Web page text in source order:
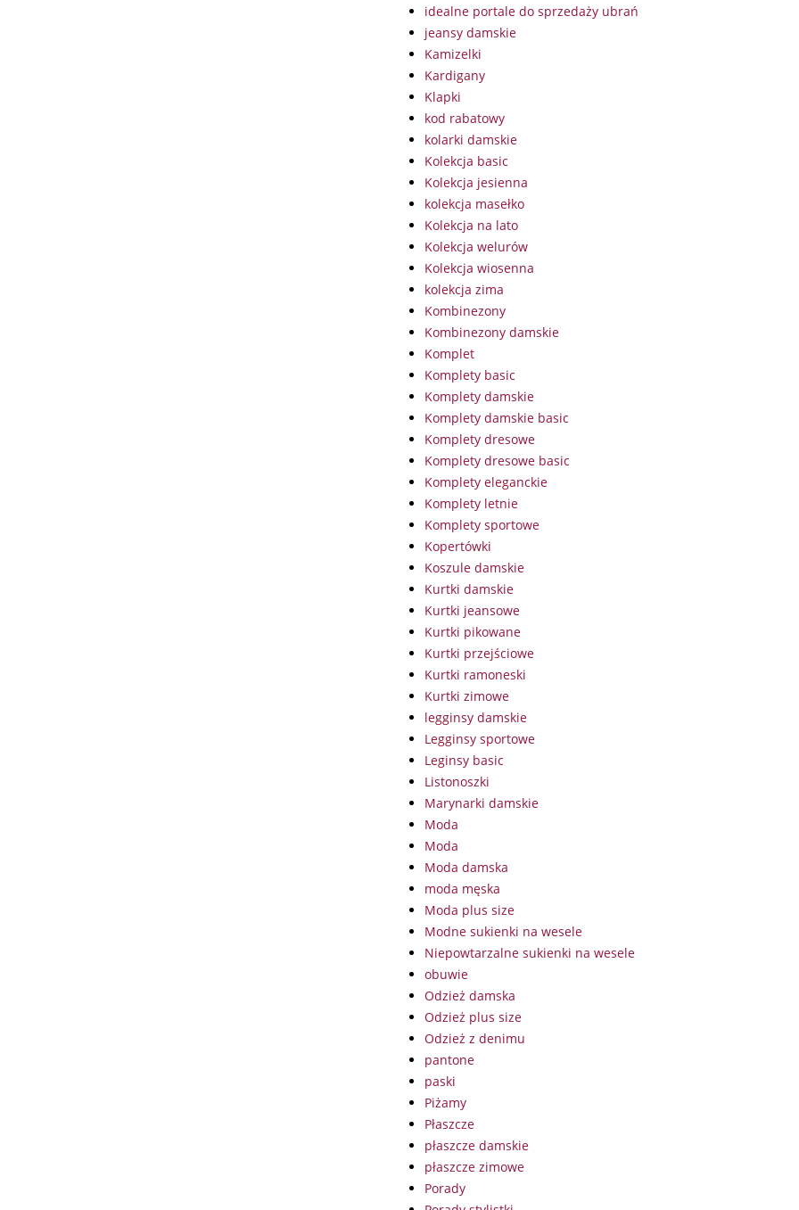
idealne portale do sprzedaży ubrań
jeansy damskie
Kamizelki
Kardigany
Klapki
kod rabatowy
kolarki damskie
Kolekcja basic
Kolekcja jesienna
kolekcja masełko
Kolekcja na lato
Kolekcja welurów
Kolekcja wiosenna
kolekcja zima
Kombinezony
Kombinezony damskie
Komplet
Komplety basic
Komplety damskie
Komplety damskie basic
Komplety dresowe
Komplety dresowe basic
Komplety eleganckie
Komplety letnie
Komplety sportowe
Kopertówki
Koszule damskie
Kurtki damskie
Kurtki jeansowe
Kurtki pikowane
Kurtki przejściowe
Kurtki ramoneski
Kurtki zimowe
legginsy damskie
Legginsy sportowe
Leginsy basic
Listonoszki
Marynarki damskie
Moda
Moda
Moda damska
moda męska
Moda plus size
Modne sukienki na wesele
Niepowtarzalne sukienki na wesele
obuwie
Odzież damska
Odzież plus size
Odzież z denimu
pantone
paski
Piżamy
Płaszcze
płaszcze damskie
płaszcze zimowe
Porady